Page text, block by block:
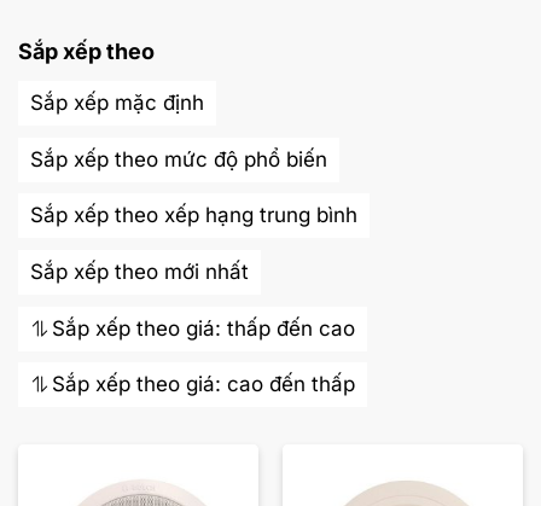
Sắp xếp theo
Sắp xếp mặc định
Sắp xếp theo mức độ phổ biến
Sắp xếp theo xếp hạng trung bình
Sắp xếp theo mới nhất
Sắp xếp theo giá: thấp đến cao
Sắp xếp theo giá: cao đến thấp